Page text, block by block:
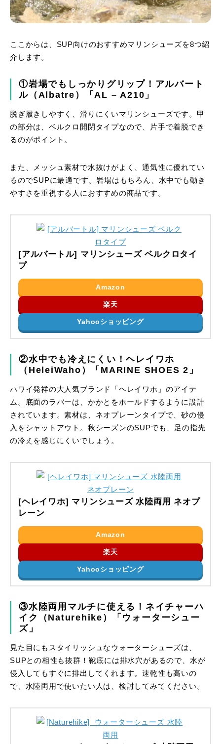
ここからは、SUP向けのおすすめマリンシューズを8つ紹
介します。
①岩場でもしっかりグリップ！アルバート
ル（Albatre）「AL – A210」
脱ぎ履きしやすく、滑りにくいマリンシューズです。甲
の部分は、ベルクロ開閉タイプなので、片手で着脱でき
るのがポイント。
また、メッシュ素材で水抜けがよく、通気性に優れてい
るのでSUPに最適です。岩場はもちろん、水中でも動き
やすさを重視する人におすすめの商品です。
[アルバートル] マリンシューズ ベルクロタイ
プ
Amazon
楽天
Yahooショッピング
②水中でも冷えにくい！ヘレイワホ
（HeleiWaho）「MARINE SHOES 2」
ハワイ発祥の大人気ブランド「ヘレイワホ」のアイテ
ム。底面のラバーは、かかとをホールドするように設計
されています。素材は、ネオプレーンタイプで、砂の侵
入をシャットアウト。秋シーズンのSUPでも、足の指先
の冷えを感じにくいでしょう。
[ヘレイワホ] マリンシューズ 水陸両用 ネオプ
レーン
Amazon
楽天
Yahooショッピング
③水陸両用マルチに使える！ネイチャーハ
イク（Naturehike）「ウォーターシュー
ズ」
見た目にもスタイリッシュなウォーターシューズは、
SUPとの相性も抜群！靴底には排水穴があるので、水が
侵入してもすぐに排出してくれます。速乾性も高いの
で、水陸両用で使いたい人は、検討してみてください。